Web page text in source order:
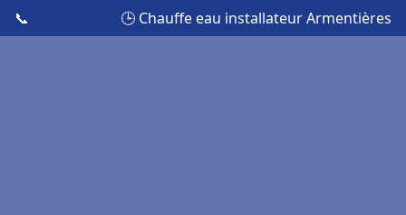
📞 🕒 Chauffe eau installateur Armentières